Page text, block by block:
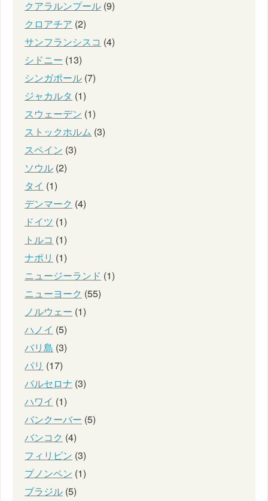
クアラルンプール (9)
クロアチア (2)
サンフランシスコ (4)
シドニー (13)
シンガポール (7)
ジャカルタ (1)
スウェーデン (1)
ストックホルム (3)
スペイン (3)
ソウル (2)
タイ (1)
デンマーク (4)
ドイツ (1)
トルコ (1)
ナポリ (1)
ニュージーランド (1)
ニューヨーク (55)
ノルウェー (1)
ハノイ (5)
バリ島 (3)
パリ (17)
バルセロナ (3)
ハワイ (1)
バンクーバー (5)
バンコク (4)
フィリピン (3)
プノンペン (1)
ブラジル (5)